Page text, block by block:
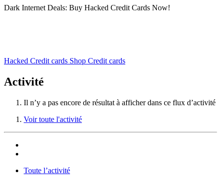
Dark Internet Deals: Buy Hacked Credit Cards Now!
Hacked Credit cards Shop Credit cards
Activité
Il n’y a pas encore de résultat à afficher dans ce flux d’activité
Voir toute l'activité
Toute l’activité